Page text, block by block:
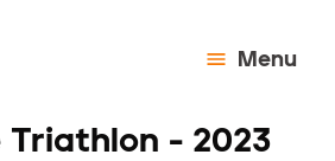
Menu
Triathlon - 2023